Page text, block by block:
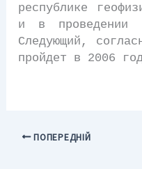
республике
и в проведении
Следующий,
пройдет в 2006
ПОПЕРЕДНІЙ